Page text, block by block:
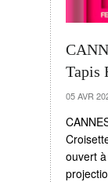
Tapis
05 AVR
ouvert